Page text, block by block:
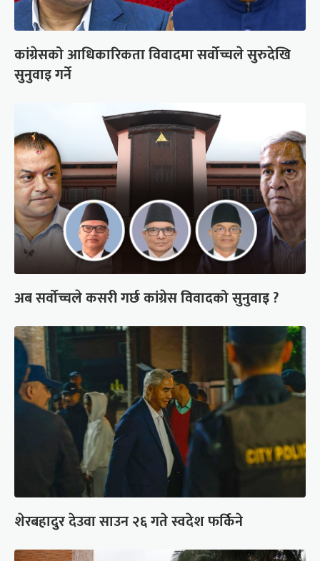
कांग्रेसको आधिकारिकता विवादमा सर्वोच्चले सुरुदेखि
सुनुवाइ गर्ने
अब सर्वोच्चले कसरी गर्छ कांग्रेस विवादको सुनुवाइ ?
शेरबहादुर देउवा साउन २६ गते स्वदेश फर्किने